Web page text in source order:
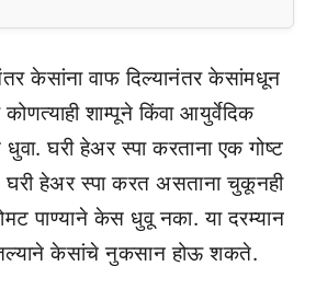
केसांना वाफ दिल्यानंतर केसांमधून
शाम्पूने किंवा आयुर्वेदिक
घरी हेअर स्पा करताना एक गोष्ट
घरी हेअर स्पा करत असताना चुकूनही
पाण्याने केस धुवू नका. या दरम्यान
केसांचे नुकसान होऊ शकते.